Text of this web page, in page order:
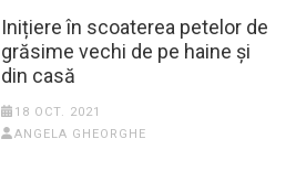
Inițiere în scoaterea petelor de
grăsime vechi de pe haine și
din casă
18 OCT. 2021
ANGELA GHEORGHE